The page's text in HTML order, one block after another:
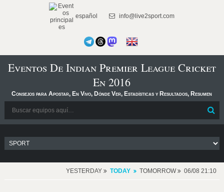
español info@live2sport.com
Eventos De Indian Premier League Cricket
En 2016
Consejos para Apostar, En Vivo, Dónde Ver, Estadísticas y Resultados, Resumen
YESTERDAY TODAY TOMORROW 06/08 21:10